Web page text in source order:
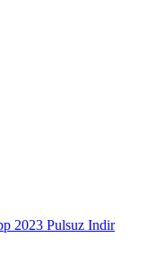
2023 Pulsuz Indir